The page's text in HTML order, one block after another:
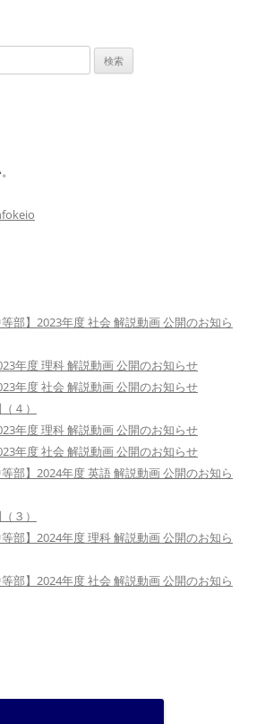
等部】2023年度 社会 解説動画 公開のお知ら
年度 理科 解説動画 公開のお知らせ
年度 社会 解説動画 公開のお知らせ
４）
年度 理科 解説動画 公開のお知らせ
年度 社会 解説動画 公開のお知らせ
等部】2024年度 英語 解説動画 公開のお知ら
３）
等部】2024年度 理科 解説動画 公開のお知ら
等部】2024年度 社会 解説動画 公開のお知ら